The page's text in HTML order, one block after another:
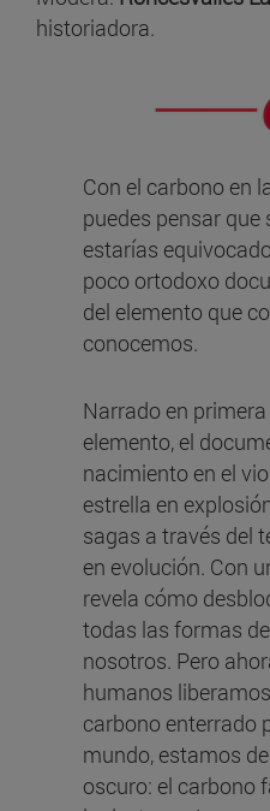
historiadora.
Con el carbono en
puedes pensar que
estarías
poco ortodoxo
del elemento que
conocemos.
Narrado en
elemento, el
nacimiento en el
estrella en
sagas a través del
en evolución. Con
revela cómo
todas las formas
nosotros. Pero
humanos
carbono enterrado
mundo, estamos
oscuro: el carbono